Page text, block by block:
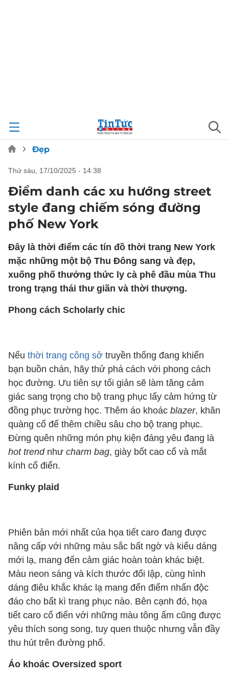
Đẹp
thứ sáu, 17/10/2025 - 14:38
Điểm danh các xu hướng street
style đang chiếm sóng đường
phố New York
Đây là thời điểm các tín đồ thời trang New York
mặc những một bộ Thu Đông sang và đẹp,
xuống phố thưởng thức ly cà phê đầu mùa Thu
trong trạng thái thư giãn và thời thượng.
Phong cách Scholarly chic
Nếu thời trang công sở truyền thống đang khiến
bạn buồn chán, hãy thử phá cách với phong cách
học đường. Ưu tiên sự tối giản sẽ làm tăng cảm
giác sang trọng cho bộ trang phục lấy cảm hứng từ
đồng phục trường học. Thêm áo khoác blazer, khăn
quàng cổ để thêm chiều sâu cho bộ trang phục.
Đừng quên những món phụ kiện đáng yêu đang là
hot trend như charm bag, giày bốt cao cổ và mắt
kính cổ điển.
Funky plaid
Phiên bản mới nhất của họa tiết caro đang được
nâng cấp với những màu sắc bất ngờ và kiểu dáng
mới lạ, mang đến cảm giác hoàn toàn khác biệt.
Màu neon sáng và kích thước đối lập, cùng hình
dáng điêu khắc khác lạ mang đến điểm nhấn độc
đáo cho bất kì trang phục nào. Bên cạnh đó, họa
tiết caro cổ điển với những màu tông ấm cũng được
yêu thích song song, tuy quen thuộc nhưng vẫn đầy
thu hút trên đường phố.
Áo khoác Oversized sport